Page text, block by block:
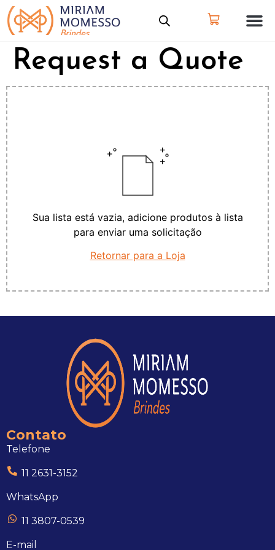
Request a Quote
Sua lista está vazia, adicione produtos à lista
para enviar uma solicitação
Retornar para a Loja
Contato
Telefone
11 2631-3152
WhatsApp
11 3807-0539
E-mail